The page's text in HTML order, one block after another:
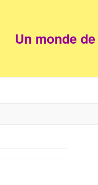
Un monde